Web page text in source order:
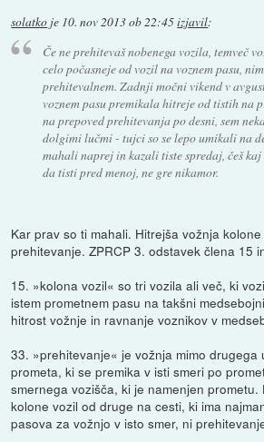
solatko je 10. nov 2013 ob 22:45izjavil:
Če ne prehitevaš nobenega vozila, temveč
celo počasneje od vozil na voznem pasu,
prehitevalnem. Zadnji močni vikend v
voznem pasu premikala hitreje od tistih na
na prepoved prehitevanja po desni, sem
dolgimi lučmi - tujci so se lepo umikali na
mahali naprej in kazali tiste spredaj, češ
da tisti pred menoj, ne gre nikamor.
Kar prav so ti mahali. Hitrejša vožnja
prehitevanje. ZPRCP 3. odstavek člena 15
15. »kolona vozil« so tri vozila ali več, ki
istem prometnem pasu na takšni
hitrost vožnje in ravnanje voznikov v
33. »prehitevanje« je vožnja mimo drugega
prometa, ki se premika v isti smeri po
smernega vozišča, ki je namenjen prometu.
kolone vozil od druge na cesti, ki ima
pasova za vožnjo v isto smer, ni